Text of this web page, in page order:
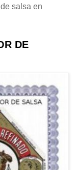
salsa en
DE